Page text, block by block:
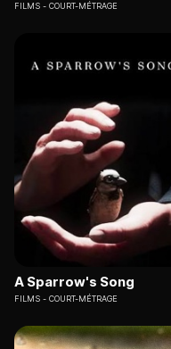
FILMS COURT-MÉTRAGE
A Sparrow's Song
FILMS COURT-MÉTRAGE